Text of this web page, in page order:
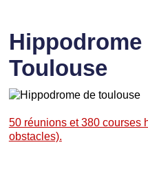
Hippodrome
Toulouse
50 réunions et 380 courses
obstacles).